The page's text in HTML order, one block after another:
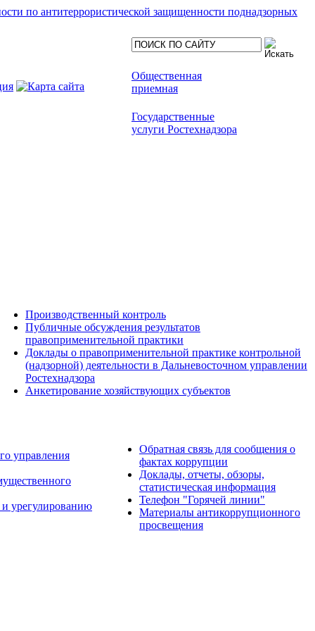
по антитеррористической защищенности поднадзорных
Общественная
приемная
Государственные
услуги Ростехнадзора
Производственный контроль
Публичные обсуждения результатов
правоприменительной практики
Доклады о правоприменительной практике контрольной
(надзорной) деятельности в Дальневосточном управлении
Ростехнадзора
Анкетирование хозяйствующих субъектов
управления
урегулированию
Обратная связь для сообщения о
фактах коррупции
Доклады, отчеты, обзоры,
статистическая информация
Телефон "Горячей линии"
Материалы антикоррупционного
просвещения